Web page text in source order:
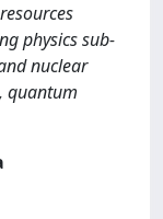
physics sub-
nuclear
quantum